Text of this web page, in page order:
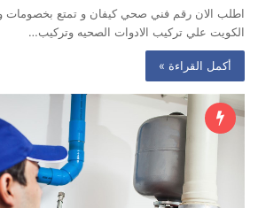
اطلب الان رقم فني صحي كيفان و تمتع بخصومات
الكويت علي تركيب الادوات الصحيه وتركيب…
أكمل القراءة »